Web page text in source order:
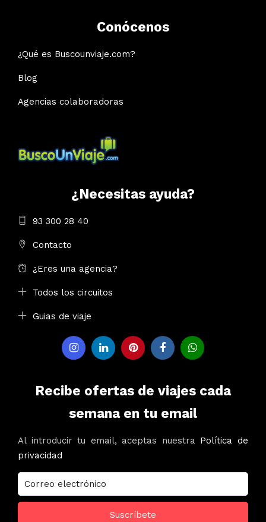
Conócenos
¿Qué es Buscounviaje.com?
Blog
Agencias colaboradoras
¿Necesitas ayuda?
93 300 28 40
Contacto
¿Eres una agencia?
Todos los circuitos
Guias de viaje
Recibe ofertas de viajes cada
semana en tu email
Al introducir tu email, aceptas nuestra Política de
privacidad